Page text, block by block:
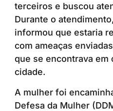
terceiros e buscou
Durante o
informou que estaria
com ameaças
que se encontrava em
cidade.
A mulher foi
Defesa da Mulher